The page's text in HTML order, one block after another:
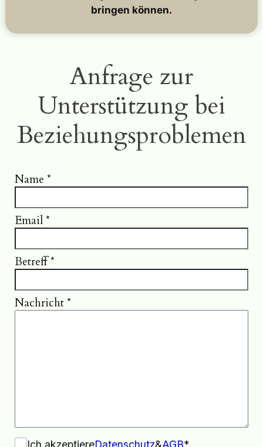
Anfrage zur
Unterstützung bei
Beziehungsproblemen
Name *
Email*
Betreff*
Nachricht*
Ich akzeptiereDatenschutz&AGB*
bringen können.